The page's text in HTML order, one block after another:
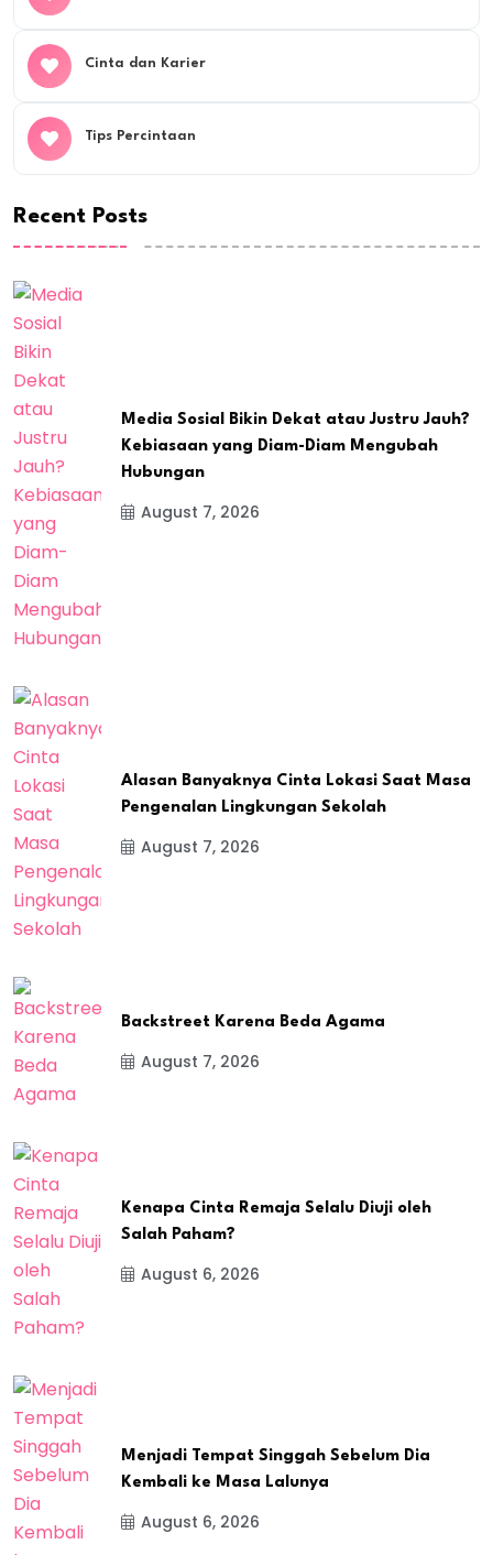
Cinta dan Karier
Tips Percintaan
Recent Posts
Media Sosial Bikin Dekat atau Justru Jauh?
Kebiasaan yang Diam-Diam Mengubah
Hubungan
August 7, 2026
Alasan Banyaknya Cinta Lokasi Saat Masa
Pengenalan Lingkungan Sekolah
August 7, 2026
Backstreet Karena Beda Agama
August 7, 2026
Kenapa Cinta Remaja Selalu Diuji oleh
Salah Paham?
August 6, 2026
Menjadi Tempat Singgah Sebelum Dia
Kembali ke Masa Lalunya
August 6, 2026